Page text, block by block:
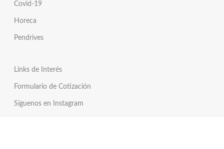
Covid-19
Horeca
Pendrives
Links de Interés
Formulario de Cotización
Síguenos en Instagram